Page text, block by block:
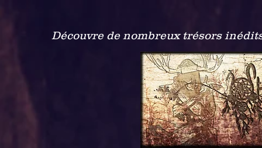
Découvre de nombreux trésors